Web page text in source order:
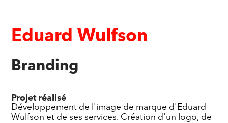
Eduard Wulfson
Branding
Projet réalisé
Développement de l'image de marque d'Eduard
Wulfson et de ses services. Création d'un logo, de